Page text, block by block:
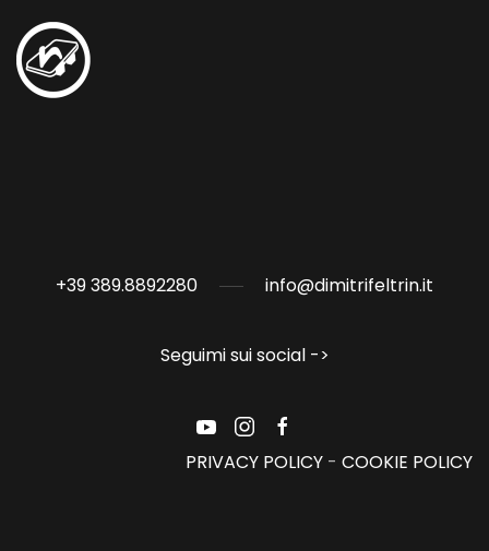
+39 389.8892280 info@dimitrifeltrin.it
Seguimi sui social ->
PRIVACY POLICY - COOKIE POLICY